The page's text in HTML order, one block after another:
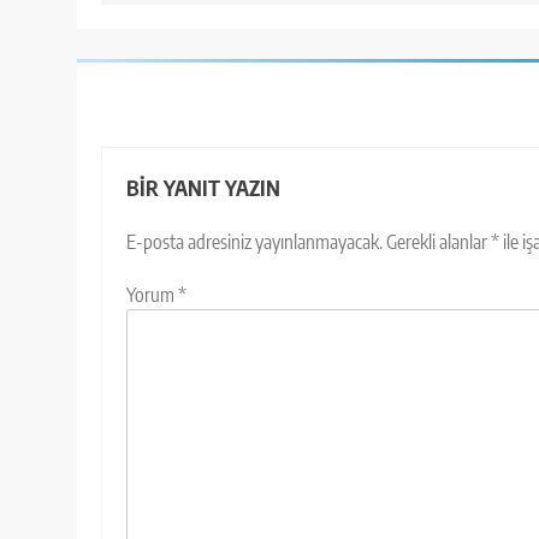
BIR YANIT YAZIN
E-posta adresiniz yayınlanmayacak.Gerekli alanlar* ile
Yorum *